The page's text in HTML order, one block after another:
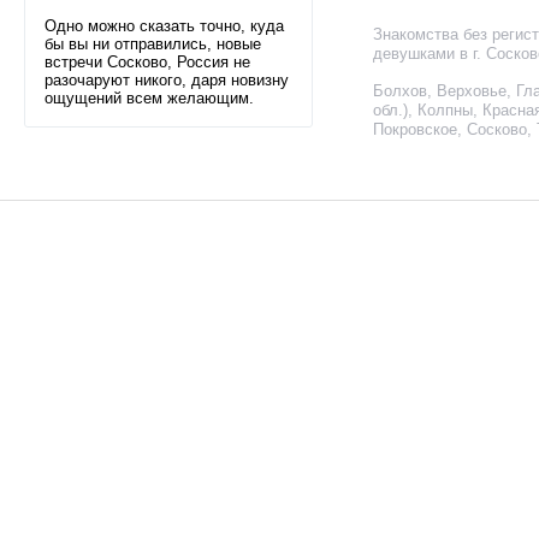
Знакомства без
девушками в г.
Болхов, Верховье,
обл.), Колпны,
Покровское, Сосково,
Одно можно сказать точно, куда
бы вы ни отправились, новые
встречи Сосково, Россия не
разочаруют никого, даря новизну
ощущений всем желающим.